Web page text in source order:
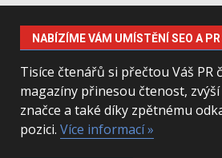
NABÍZÍME VÁM UMÍSTĚNÍ SEO A
Tisíce čtenářů si přečtou Váš PR
magazíny přinesou čtenost,
značce a také díky zpětnému
pozici. Více informací »